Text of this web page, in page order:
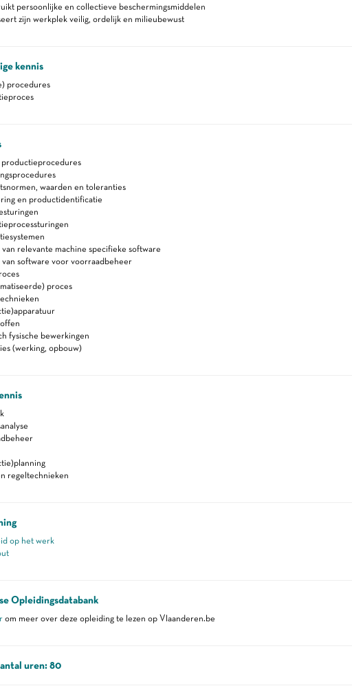
persoonlijke en collectieve beschermingsmiddelen
zijn werkplek veilig, ordelijk en milieubewust
kennis
procedures
waarden en toleranties
en productidentificatie
relevante machine specifieke software
software voor voorraadbeheer
proces
fysische bewerkingen
(werking, opbouw)
regeltechnieken
op het werk
Opleidingsdatabank
om meer over deze opleiding te lezen op Vlaanderen.be
uren: 80